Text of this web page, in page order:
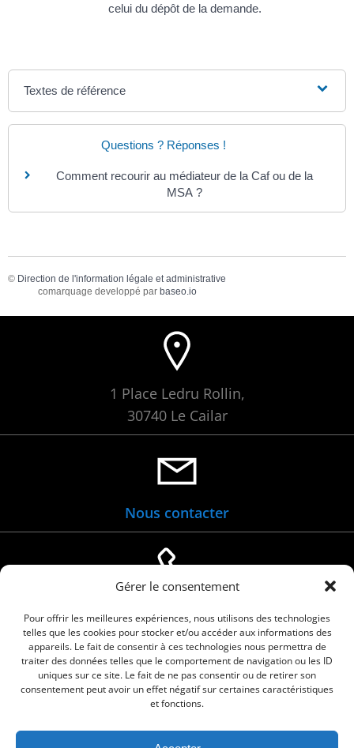
Gérer le consentement
Pour offrir les meilleures expériences, nous utilisons des technologies
telles que les cookies pour stocker et/ou accéder aux informations des
appareils. Le fait de consentir à ces technologies nous permettra de
traiter des données telles que le comportement de navigation ou les ID
uniques sur ce site. Le fait de ne pas consentir ou de retirer son
consentement peut avoir un effet négatif sur certaines caractéristiques
et fonctions.
celui du dépôt de la demande.
Textes de référence
Questions ? Réponses !
Comment recourir au médiateur de la Caf ou de la
MSA ?
© Direction de l'information légale et administrative
comarquage developpé par baseo.io
1 Place Ledru Rollin,
30740 Le Cailar
Nous contacter
04 66 88 01 05